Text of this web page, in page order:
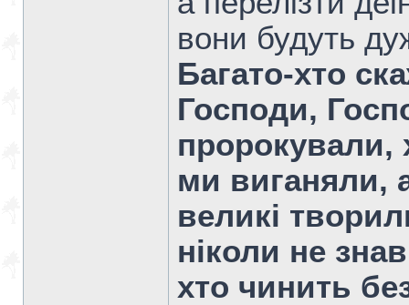
вони будуть
Багато-хто
Господи,
пророкували,
ми виганяли,
великі
ніколи не
хто чинить